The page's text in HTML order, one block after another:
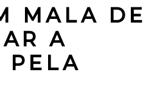
MALA DE
A
PELA